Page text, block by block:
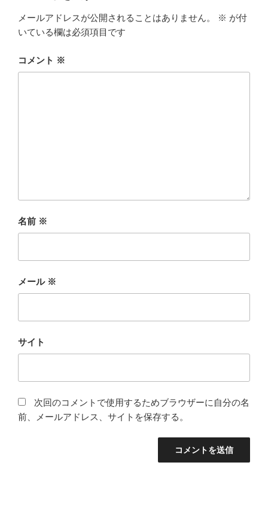
メールアドレスが公開されることはありません。 ※ が付
いている欄は必須項目です
コメント ※
名前 ※
メール ※
サイト
次回のコメントで使用するためブラウザーに自分の名
前、メールアドレス、サイトを保存する。